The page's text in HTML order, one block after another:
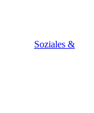
Soziales &